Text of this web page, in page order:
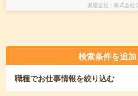
派遣会社 株式会社
検索条件を追
職種でお仕事情報を絞り込む